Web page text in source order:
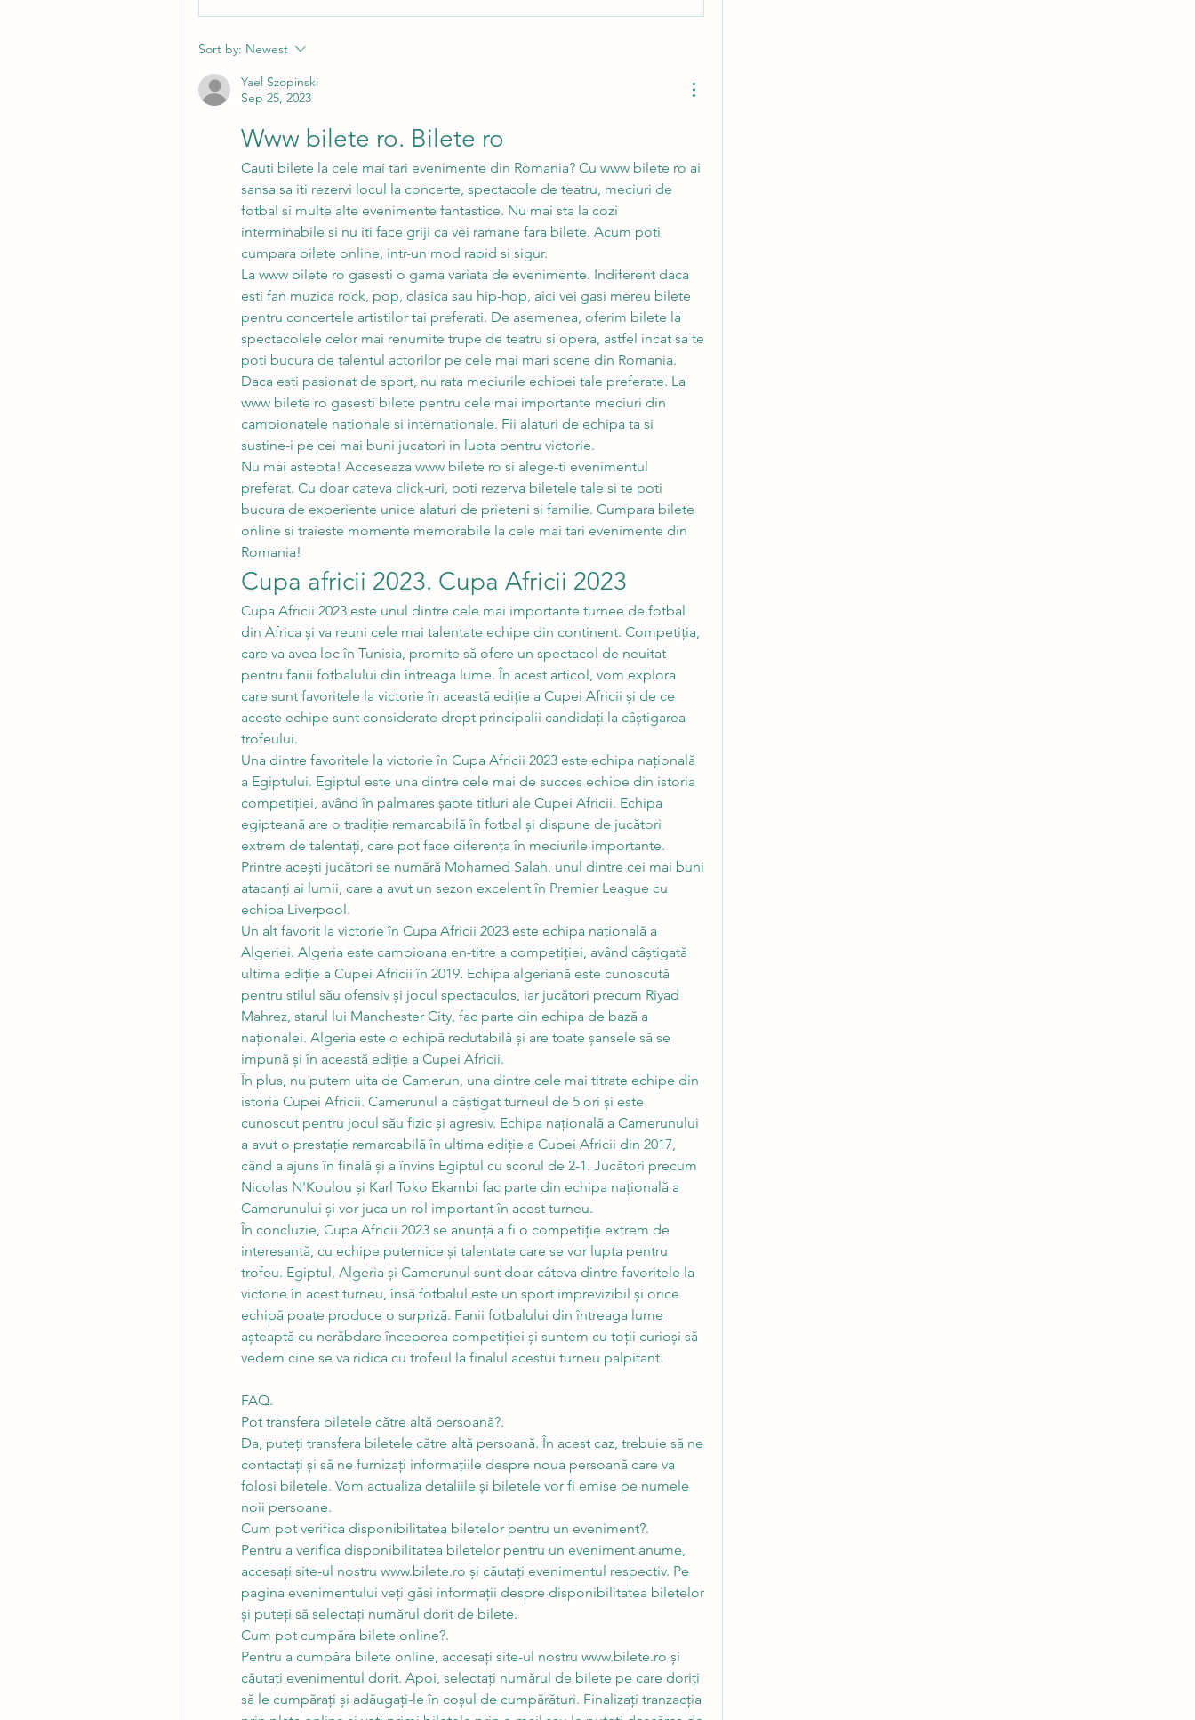
Sort by: Newest
Yael Szopinski
Sep 25, 2023
Www bilete ro. Bilete ro
Cauti bilete la cele mai tari evenimente din Romania? Cu www bilete ro ai
sansa sa iti rezervi locul la concerte, spectacole de teatru, meciuri de
fotbal si multe alte evenimente fantastice. Nu mai sta la cozi
interminabile si nu iti face griji ca vei ramane fara bilete. Acum poti
cumpara bilete online, intr-un mod rapid si sigur.
La www bilete ro gasesti o gama variata de evenimente. Indiferent daca
esti fan muzica rock, pop, clasica sau hip-hop, aici vei gasi mereu bilete
pentru concertele artistilor tai preferati. De asemenea, oferim bilete la
spectacolele celor mai renumite trupe de teatru si opera, astfel incat sa te
poti bucura de talentul actorilor pe cele mai mari scene din Romania.
Daca esti pasionat de sport, nu rata meciurile echipei tale preferate. La
www bilete ro gasesti bilete pentru cele mai importante meciuri din
campionatele nationale si internationale. Fii alaturi de echipa ta si
sustine-i pe cei mai buni jucatori in lupta pentru victorie.
Nu mai astepta! Acceseaza www bilete ro si alege-ti evenimentul
preferat. Cu doar cateva click-uri, poti rezerva biletele tale si te poti
bucura de experiente unice alaturi de prieteni si familie. Cumpara bilete
online si traieste momente memorabile la cele mai tari evenimente din
Romania!
Cupa africii 2023. Cupa Africii 2023
Cupa Africii 2023 este unul dintre cele mai importante turnee de fotbal
din Africa și va reuni cele mai talentate echipe din continent. Competiția,
care va avea loc în Tunisia, promite să ofere un spectacol de neuitat
pentru fanii fotbalului din întreaga lume. În acest articol, vom explora
care sunt favoritele la victorie în această ediție a Cupei Africii și de ce
aceste echipe sunt considerate drept principalii candidați la câștigarea
trofeului.
Una dintre favoritele la victorie în Cupa Africii 2023 este echipa națională
a Egiptului. Egiptul este una dintre cele mai de succes echipe din istoria
competiției, având în palmares șapte titluri ale Cupei Africii. Echipa
egipteană are o tradiție remarcabilă în fotbal și dispune de jucători
extrem de talentați, care pot face diferența în meciurile importante.
Printre acești jucători se numără Mohamed Salah, unul dintre cei mai buni
atacanți ai lumii, care a avut un sezon excelent în Premier League cu
echipa Liverpool.
Un alt favorit la victorie în Cupa Africii 2023 este echipa națională a
Algeriei. Algeria este campioana en-titre a competiției, având câștigată
ultima ediție a Cupei Africii în 2019. Echipa algeriană este cunoscută
pentru stilul său ofensiv și jocul spectaculos, iar jucători precum Riyad
Mahrez, starul lui Manchester City, fac parte din echipa de bază a
naționalei. Algeria este o echipă redutabilă și are toate șansele să se
impună și în această ediție a Cupei Africii.
În plus, nu putem uita de Camerun, una dintre cele mai titrate echipe din
istoria Cupei Africii. Camerunul a câștigat turneul de 5 ori și este
cunoscut pentru jocul său fizic și agresiv. Echipa națională a Camerunului
a avut o prestație remarcabilă în ultima ediție a Cupei Africii din 2017,
când a ajuns în finală și a învins Egiptul cu scorul de 2-1. Jucători precum
Nicolas N'Koulou și Karl Toko Ekambi fac parte din echipa națională a
Camerunului și vor juca un rol important în acest turneu.
În concluzie, Cupa Africii 2023 se anunță a fi o competiție extrem de
interesantă, cu echipe puternice și talentate care se vor lupta pentru
trofeu. Egiptul, Algeria și Camerunul sunt doar câteva dintre favoritele la
victorie în acest turneu, însă fotbalul este un sport imprevizibil și orice
echipă poate produce o surpriză. Fanii fotbalului din întreaga lume
așteaptă cu nerăbdare începerea competiției și suntem cu toții curioși să
vedem cine se va ridica cu trofeul la finalul acestui turneu palpitant.
FAQ.
Pot transfera biletele către altă persoană?.
Da, puteți transfera biletele către altă persoană. În acest caz, trebuie să ne
contactați și să ne furnizați informațiile despre noua persoană care va
folosi biletele. Vom actualiza detaliile și biletele vor fi emise pe numele
noii persoane.
Cum pot verifica disponibilitatea biletelor pentru un eveniment?.
Pentru a verifica disponibilitatea biletelor pentru un eveniment anume,
accesați site-ul nostru www.bilete.ro și căutați evenimentul respectiv. Pe
pagina evenimentului veți găsi informații despre disponibilitatea biletelor
și puteți să selectați numărul dorit de bilete.
Cum pot cumpăra bilete online?.
Pentru a cumpăra bilete online, accesați site-ul nostru www.bilete.ro și
căutați evenimentul dorit. Apoi, selectați numărul de bilete pe care doriți
să le cumpărați și adăugați-le în coșul de cumpărături. Finalizați tranzacția